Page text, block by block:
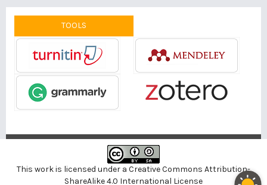
TOOLS
This work is licensed under a Creative Commons Attribution-
ShareAlike 4.0 International License